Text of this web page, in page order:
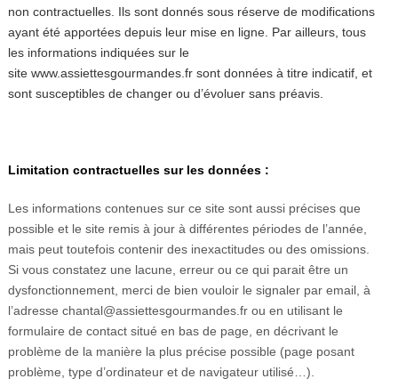
non contractuelles. Ils sont donnés sous réserve de modifications
ayant été apportées depuis leur mise en ligne. Par ailleurs, tous
les informations indiquées sur le
site www.assiettesgourmandes.fr sont données à titre indicatif, et
sont susceptibles de changer ou d’évoluer sans préavis.
Limitation contractuelles sur les données :
Les informations contenues sur ce site sont aussi précises que
possible et le site remis à jour à différentes périodes de l’année,
mais peut toutefois contenir des inexactitudes ou des omissions.
Si vous constatez une lacune, erreur ou ce qui parait être un
dysfonctionnement, merci de bien vouloir le signaler par email, à
l’adresse chantal@assiettesgourmandes.fr ou en utilisant le
formulaire de contact situé en bas de page, en décrivant le
problème de la manière la plus précise possible (page posant
problème, type d’ordinateur et de navigateur utilisé…).